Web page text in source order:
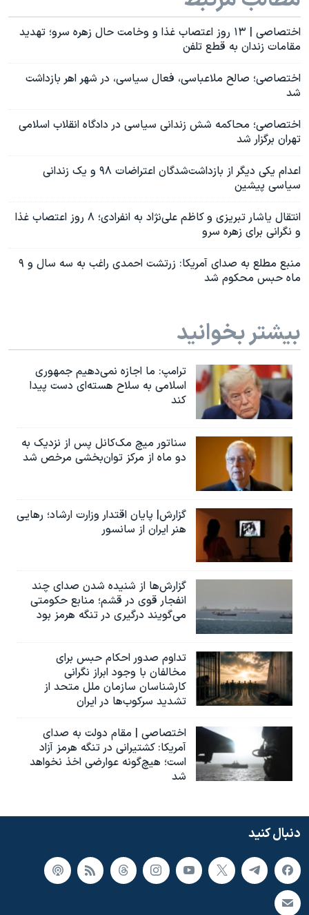
اختصاصی | ۱۳ روز اعتصاب غذا و وخامت حال زهره سرو؛ تهدید
مقامات زندان به قطع تلفن
اختصاصی؛ صالح ملاعباسی، فعال سیاسی، در شهر اهر بازداشت
شد
اختصاصی؛ محاکمه شش زندانی سیاسی در دادگاه انقلاب اسلامی
تهران برگزار شد
اعدام یکی دیگر از بازداشت‌شدگان اعتراضات ۹۸ و یک زندانی
سیاسی پیشین
انتقال یاشار تبریزی و کاظم علی‌نژاد به انفرادی؛ ۸ روز اعتصاب غذا
و نگرانی برای زهره سرو
منبع مطلع به صدای آمریکا: زرتشت احمدی راغب به سه سال و ۹
ماه حبس محکوم شد
بیشتر بخوانید
ترامپ: ما اجازه نمی‌دهیم جمهوری
اسلامی به سلاح هسته‌ای دست پیدا
کند
سناتور میچ مک‌کانل پس از نزدیک به
دو ماه از مرکز توان‌بخشی مرخص شد
گزارش| پایان اقتدار وزارت ارشاد؛ رهایی
هنر ایران از سانسور
گزارش‌ها از شنیده شدن صدای چند
انفجار قوی در قشم؛ منابع حکومتی
می‌گویند درگیری در تنگه هرمز بود
تداوم صدور احکام حبس برای
مخالفان با وجود ابراز نگرانی
کارشناسان سازمان ملل متحد از
تشدید سرکوب‌ها در ایران
اختصاصی | مقام دولت به صدای
آمریکا: کشتیرانی در تنگه هرمز آزاد
است؛ هیچ‌گونه عوارضی اخذ نخواهد
شد
دنبال کنید